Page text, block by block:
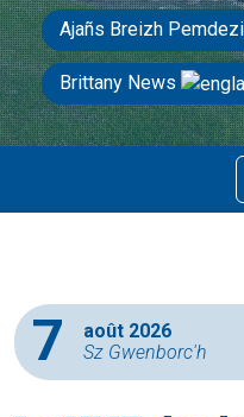
Ajañs Breizh
Brittany News
7
août 2026
Sz Gwenborc'h